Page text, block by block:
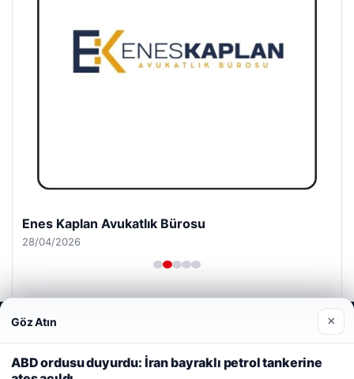
Enes Kaplan Avukatlık Bürosu
28/04/2026
© 2026 Uzak Evren – Güncel Haberler
Web sitemizi nasıl kullandığınızı daha iyi anlayabilmek,
deneyiminizi kişiselleştirmek ve geliştirmek amacıyla çerezler
kullanıyoruz.
Çerez Politikamız
Göz Atın ×
ABD ordusu duyurdu: İran bayraklı petrol tankerine